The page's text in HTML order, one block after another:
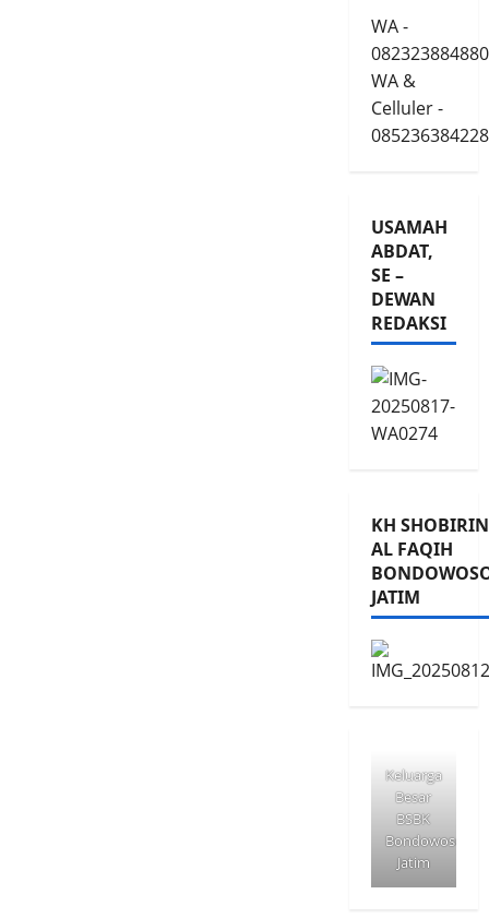
WA -
082323884880
WA &
Celluler -
085236384228
USAMAH
ABDAT,
SE –
DEWAN
REDAKSI
KH SHOBIRIN
AL FAQIH
JATIM
Keluarga
Besar
BSBK
Bondowoso
Jatim